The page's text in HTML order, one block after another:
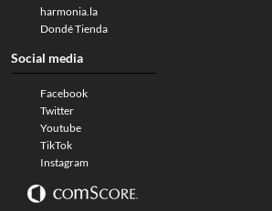
harmonia.la
Dondé Tienda
Social media
Facebook
Twitter
Youtube
TikTok
Instagram